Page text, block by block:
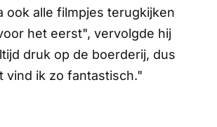
ook alle filmpjes terugkijken
het eerst", vervolgde hij
druk op de boerderij, dus
vind ik zo fantastisch."